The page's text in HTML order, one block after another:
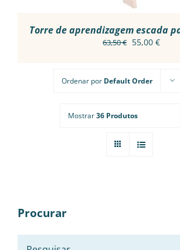
Ordenar por Default Order
Mostrar36 Produtos
Procurar
Torre de aprendizagem escada
63,50€ O
era:
55,00 €O